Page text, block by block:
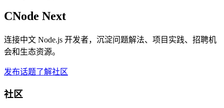
CNode Next
连接中文 Node.js 开发者，沉淀问题解法、项目实践、招聘机
会和生态资源。
发布话题了解社区
社区